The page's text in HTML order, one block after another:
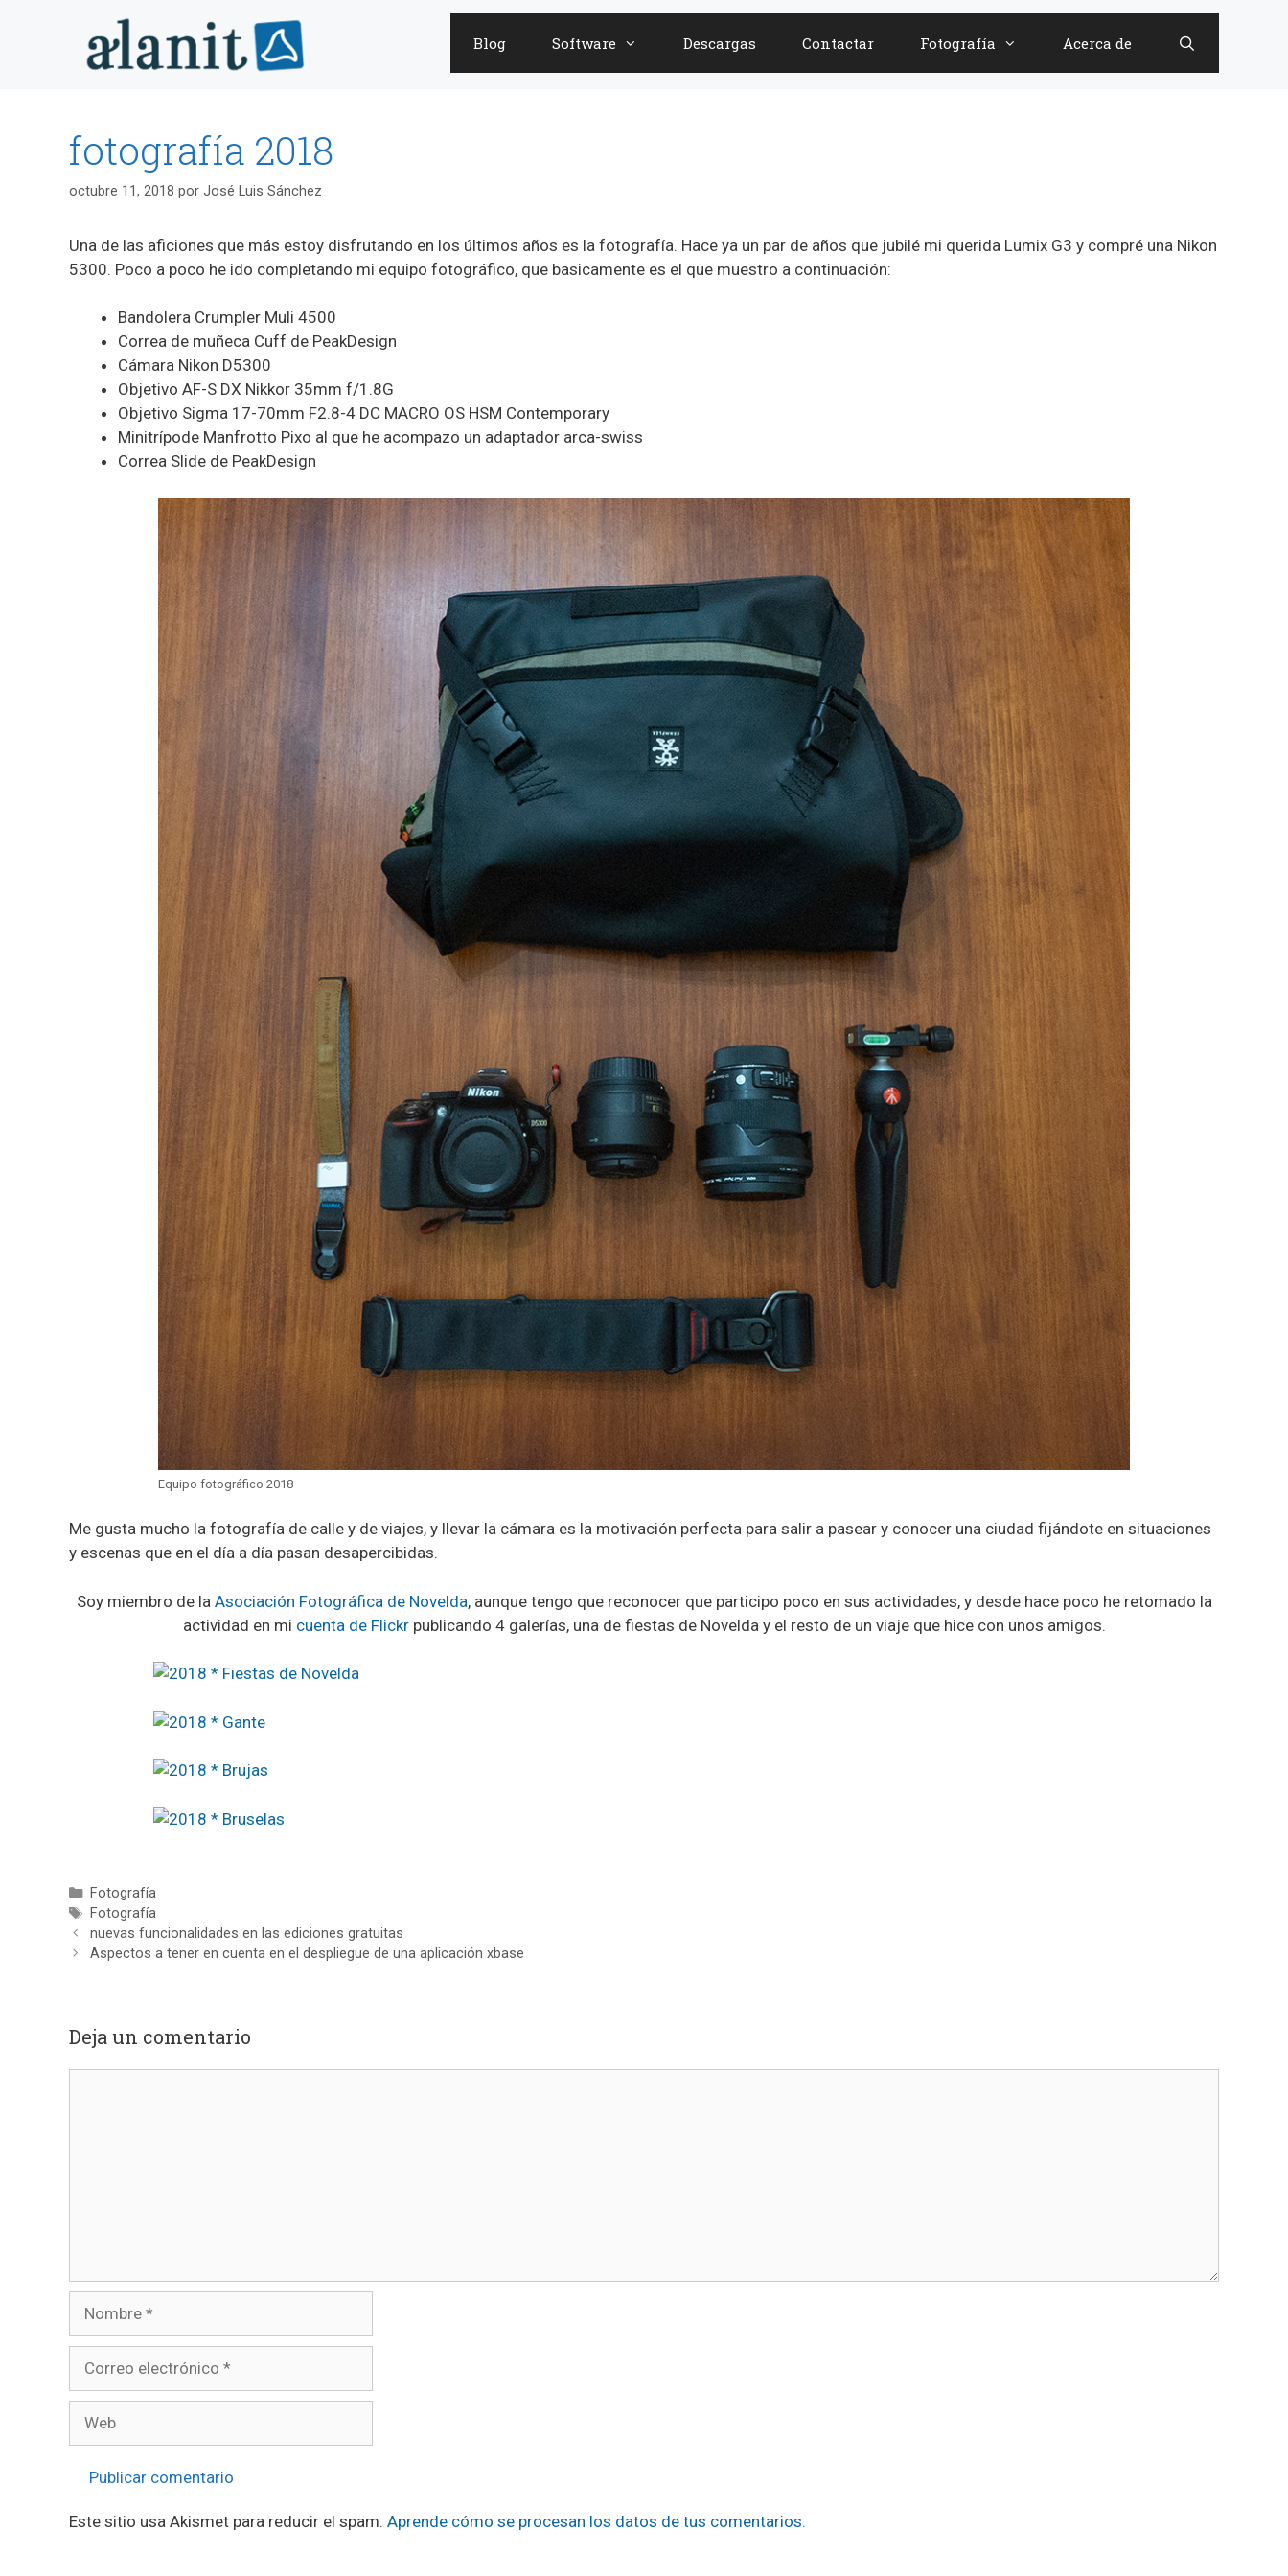
Blog Software Descargas Contactar Fotografía Acerca de
fotografía 2018
octubre 11, 2018 por José Luis Sánchez
Una de las aficiones que más estoy disfrutando en los últimos años es la fotografía. Hace ya un par de años que jubilé mi querida Lumix G3 y compré una Nikon
5300. Poco a poco he ido completando mi equipo fotográfico, que basicamente es el que muestro a continuación:
Bandolera Crumpler Muli 4500
Correa de muñeca Cuff de PeakDesign
Cámara Nikon D5300
Objetivo AF-S DX Nikkor 35mm f/1.8G
Objetivo Sigma 17-70mm F2.8-4 DC MACRO OS HSM Contemporary
Minitrípode Manfrotto Pixo al que he acompazo un adaptador arca-swiss
Correa Slide de PeakDesign
Equipo fotográfico 2018
Me gusta mucho la fotografía de calle y de viajes, y llevar la cámara es la motivación perfecta para salir a pasear y conocer una ciudad fijándote en situaciones
y escenas que en el día a día pasan desapercibidas.
Soy miembro de la Asociación Fotográfica de Novelda, aunque tengo que reconocer que participo poco en sus actividades, y desde hace poco he retomado la
actividad en mi cuenta de Flickrpublicando 4 galerías, una de fiestas de Novelda y el resto de un viaje que hice con unos amigos.
Categorías
Fotografía
Etiquetas
Fotografía
nuevas funcionalidades en las ediciones gratuitas
Aspectos a tener en cuenta en el despliegue de una aplicación xbase
Deja un comentario
Este sitio usa Akismet para reducir el spam. Aprende cómo se procesan los datos de tus comentarios.